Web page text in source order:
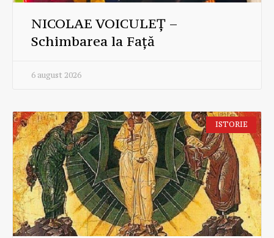
NICOLAE VOICULEȚ –
Schimbarea la Față
6 august 2026
ISTORIE